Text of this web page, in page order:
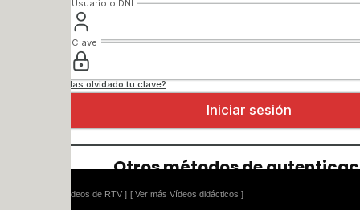
[ Ver más Vídeos didácticos ]